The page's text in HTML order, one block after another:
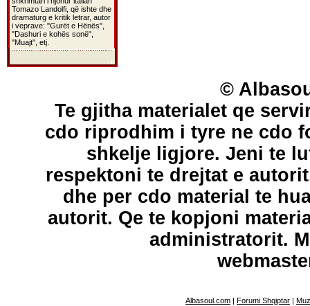
Tomazo Landolfi, që ishte dhe
dramaturg e kritik letrar, autor
i veprave: "Gurët e Hënës",
"Dashuri e kohës sonë",
"Muajt", etj.
©
Te gjitha materialet qe
cdo riprodhim i tyre ne cdo
shkelje ligjore. Jeni te
respektoni te drejtat e
dhe per cdo material te
autorit. Qe te kopjoni
administratorit.
Albasoul.com | Forumi Shqiptar |